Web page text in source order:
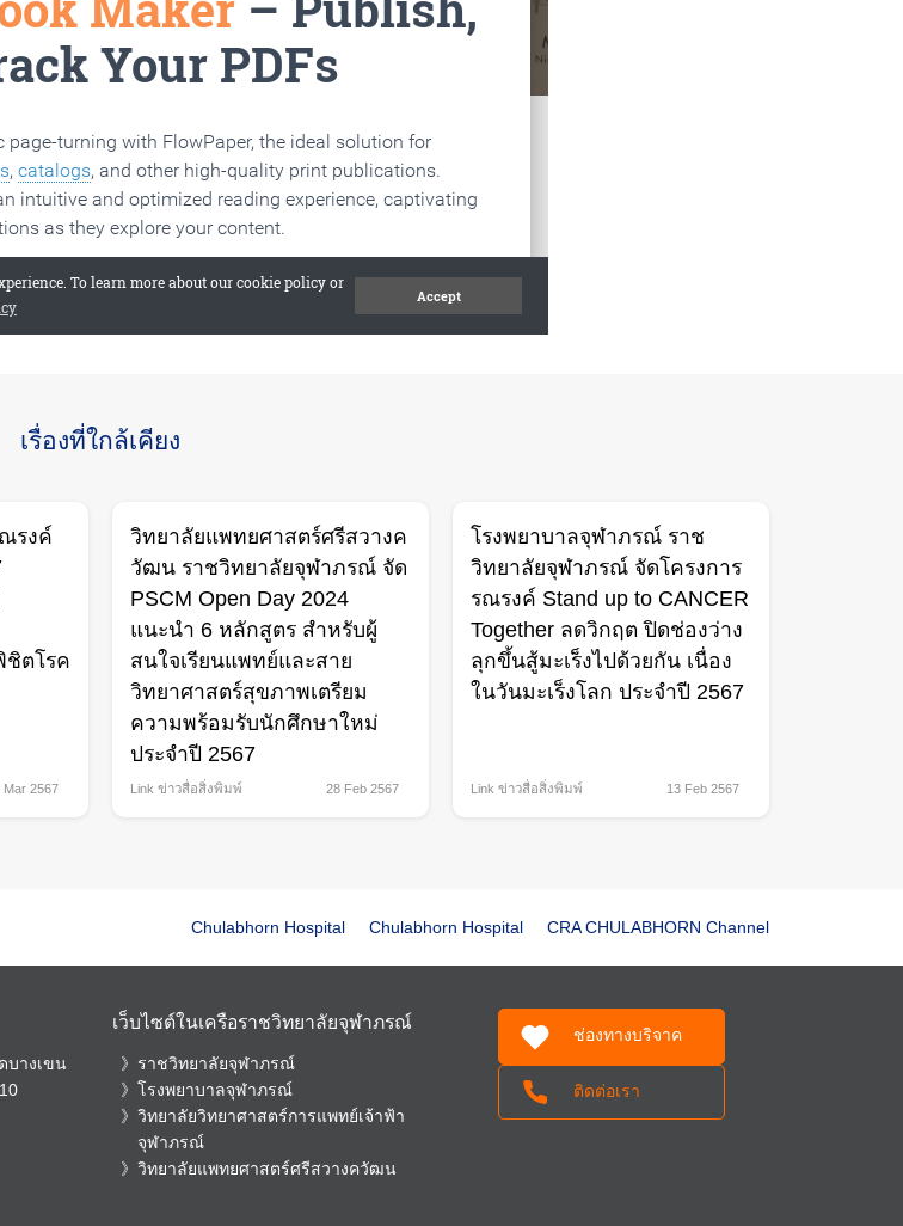
เรื่องที่ใกล้เคียง
รงค์
ตโรค
Mar 2567
วิทยาลัยแพทยศาสตร์ศรีสวางค
วัฒน ราชวิทยาลัยจุฬาภรณ์ จัด
PSCM Open Day 2024
แนะนำ 6 หลักสูตร สำหรับผู้
สนใจเรียนแพทย์และสาย
วิทยาศาสตร์สุขภาพเตรียม
ความพร้อมรับนักศึกษาใหม่
ประจำปี 2567
Link ข่าวสื่อสิ่งพิมพ์ 28 Feb 2567
โรงพยาบาลจุฬาภรณ์ ราช
วิทยาลัยจุฬาภรณ์ จัดโครงการ
รณรงค์ Stand up to CANCER
Together ลดวิกฤต ปิดช่องว่าง
ลุกขึ้นสู้มะเร็งไปด้วยกัน เนื่อง
ในวันมะเร็งโลก ประจำปี 2567
Link ข่าวสื่อสิ่งพิมพ์ 13 Feb 2567
Chulabhorn Hospital Chulabhorn Hospital CRA CHULABHORN Channel
บางเขน
เว็บไซต์ในเครือราชวิทยาลัยจุฬาภรณ์
ราชวิทยาลัยจุฬาภรณ์
โรงพยาบาลจุฬาภรณ์
วิทยาลัยวิทยาศาสตร์การแพทย์เจ้าฟ้า
จุฬาภรณ์
วิทยาลัยแพทยศาสตร์ศรีสวางควัฒน
ช่องทางบริจาค
ติดต่อเรา